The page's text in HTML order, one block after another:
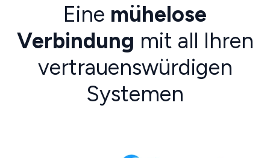
Eine mühelose
Verbindung mit all Ihren
vertrauenswürdigen
Systemen